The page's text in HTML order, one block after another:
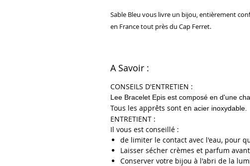
Sable Bleu vous livre un bijou, entièrement
en France tout près du Cap Ferret.
A Savoir :
CONSEILS D'ENTRETIEN :
Lee Bracelet Epis est composé en d'une
Tous les apprêts sont en acier inoxydable.
ENTRETIENT :
Il vous est conseillé :
de limiter le contact avec l'eau, pour
Laisser sécher crèmes et parfum
Conserver votre bijou à l'abri de la